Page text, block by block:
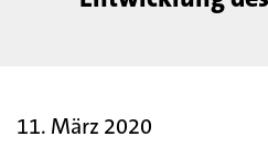
11. März 2020